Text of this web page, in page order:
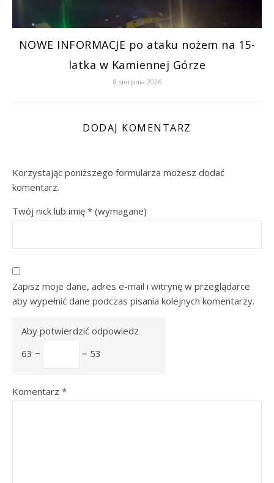
NOWE INFORMACJE po ataku nożem na 15-
latka w Kamiennej Górze
8 sierpnia 2026
DODAJ KOMENTARZ
Korzystając poniższego formularza możesz dodać
komentarz.
Twój nick lub imię * (wymagane)
Zapisz moje dane, adres e-mail i witrynę w przeglądarce
aby wypełnić dane podczas pisania kolejnych komentarzy.
Aby potwierdzić odpowiedz
63 −
= 53
Komentarz *